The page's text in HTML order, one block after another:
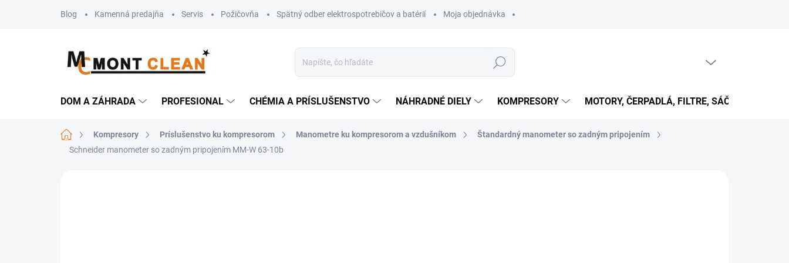
Blog Kamenná predajňa Servis Požičovňa Spätný odber elektrospotrebičov a batérií Moja objednávka
Hľadať
DOM A ZÁHRADA PROFESIONAL CHÉMIA A PRÍSLUŠENSTVO NÁHRADNÉ DIELY KOMPRESORY MOTORY, ČERPADLÁ, FILTRE, SÁČKY...
DomovKompresory Príslušenstvo ku kompresorom Manometre ku kompresorom a vzdušníkom
Štandardný manometer so zadným pripojením
Schneider manometer so zadným pripojením MM-W 63-10b